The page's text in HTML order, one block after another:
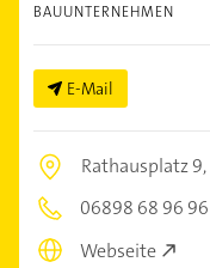
BAUUNTERNEHMEN
E-Mail
Rathausplatz 9,
06898 68 96 96
Webseite